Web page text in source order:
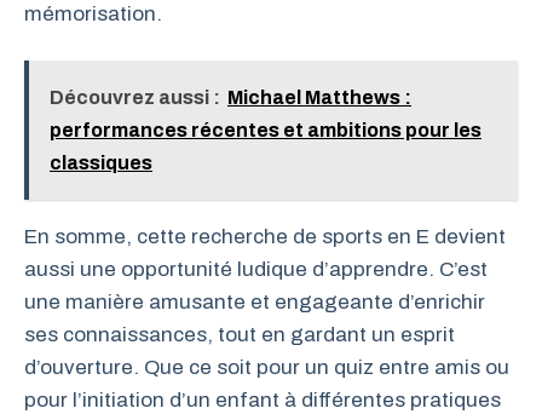
mémorisation.
Découvrez aussi : Michael Matthews :
performances récentes et ambitions pour les
classiques
En somme, cette recherche de sports en E devient
aussi une opportunité ludique d’apprendre. C’est
une manière amusante et engageante d’enrichir
ses connaissances, tout en gardant un esprit
d’ouverture. Que ce soit pour un quiz entre amis ou
pour l’initiation d’un enfant à différentes pratiques